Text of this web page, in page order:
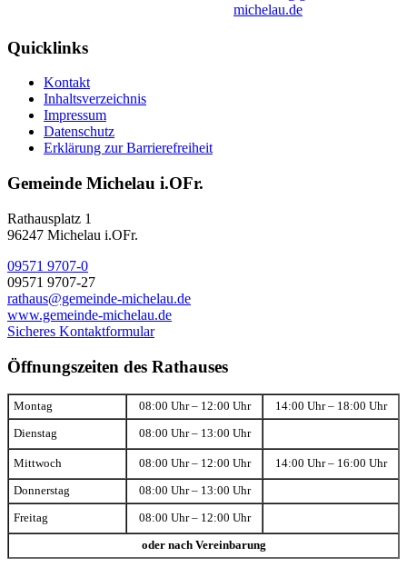
michelau.de
Quicklinks
Kontakt
Inhaltsverzeichnis
Impressum
Datenschutz
Erklärung zur Barrierefreiheit
Gemeinde Michelau i.OFr.
Rathausplatz 1
96247 Michelau i.OFr.
09571 9707-0
09571 9707-27
rathaus@gemeinde-michelau.de
www.gemeinde-michelau.de
Sicheres Kontaktformular
Öffnungszeiten des Rathauses
Montag 08:00 Uhr – 12:00 Uhr 14:00 Uhr – 18:00 Uhr
Dienstag 08:00 Uhr – 13:00 Uhr
Mittwoch 08:00 Uhr – 12:00 Uhr 14:00 Uhr – 16:00 Uhr
Donnerstag 08:00 Uhr – 13:00 Uhr
Freitag 08:00 Uhr – 12:00 Uhr
oder nach Vereinbarung